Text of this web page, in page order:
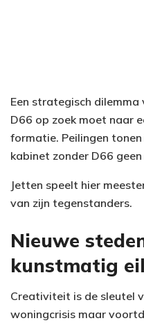
Een strategisch dilemma
D66 op zoek moet naar
formatie. Peilingen
kabinet zonder D66
Jetten speelt hier
van zijn tegenstanders.
Nieuwe
kunstmatig
Creativiteit is de sleutel
woningcrisis maar